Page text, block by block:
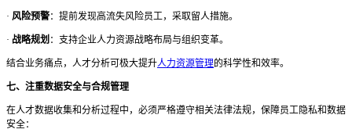
· 风险预警：提前发现高流失风险员工，采取留人措施。
· 战略规划 ：支持企业人力资源战略布局与组织变革。
结合业务痛点，人才分析可极大提升人力资源管理的科学性和效率。
七、注重数据安全与合规管理
在人才数据收集和分析过程中，必须严格遵守相关法律法规，保障员工隐私和数据
安全：